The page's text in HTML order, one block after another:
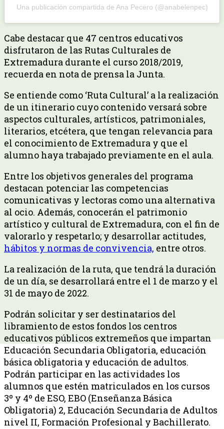
Una publicación compartida de Ana Pecero (@anabelenpec)
Cabe destacar que 47 centros educativos
disfrutaron de las Rutas Culturales de
Extremadura durante el curso 2018/2019,
recuerda en nota de prensa la Junta.
Se entiende como ‘Ruta Cultural’ a la realización
de un itinerario cuyo contenido versará sobre
aspectos culturales, artísticos, patrimoniales,
literarios, etcétera, que tengan relevancia para
el conocimiento de Extremadura y que el
alumno haya trabajado previamente en el aula.
Entre los objetivos generales del programa
destacan potenciar las competencias
comunicativas y lectoras como una alternativa
al ocio. Además, conocerán el patrimonio
artístico y cultural de Extremadura, con el fin de
valorarlo y respetarlo; y desarrollar actitudes,
hábitos y normas de convivencia, entre otros.
La realización de la ruta, que tendrá la duración
de un día, se desarrollará entre el 1 de marzo y el
31 de mayo de 2022.
Podrán solicitar y ser destinatarios del
libramiento de estos fondos los centros
educativos públicos extremeños que impartan
Educación Secundaria Obligatoria, educación
básica obligatoria y educación de adultos.
Podrán participar en las actividades los
alumnos que estén matriculados en los cursos
3º y 4º de ESO, EBO (Enseñanza Básica
Obligatoria) 2, Educación Secundaria de Adultos
nivel II, Formación Profesional y Bachillerato.